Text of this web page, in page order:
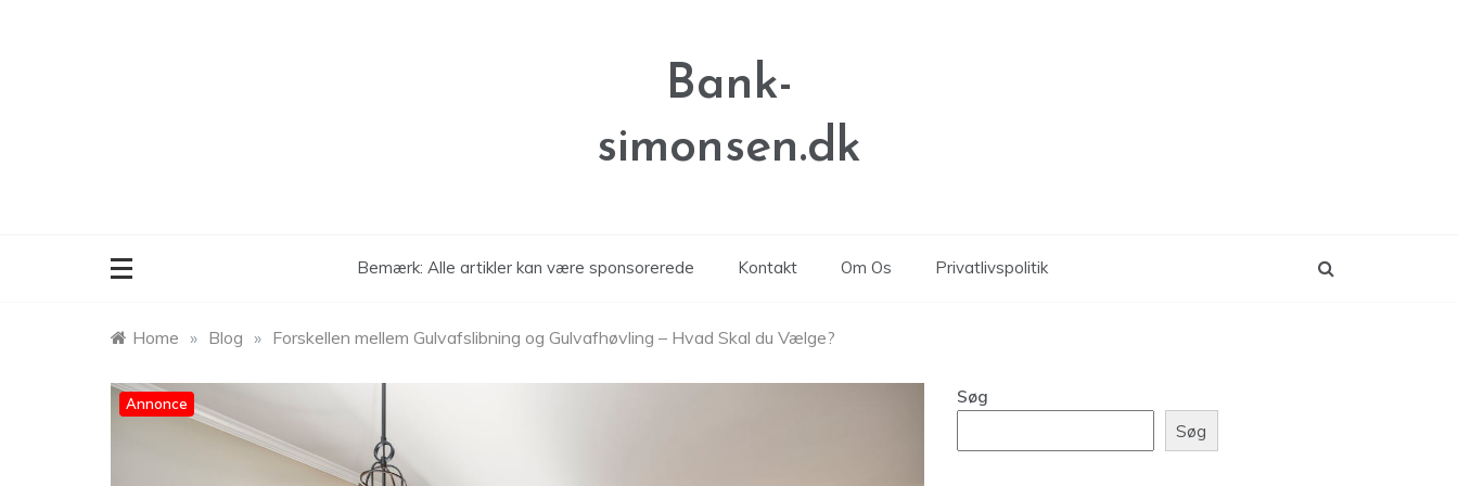
Bank-
simonsen.dk
Bemærk: Alle artikler kan være sponsorerede Kontakt Om Os Privatlivspolitik
Home » Blog » Forskellen mellem Gulvafslibning og Gulvafhøvling – Hvad Skal du Vælge?
Annonce
Søg
Søg